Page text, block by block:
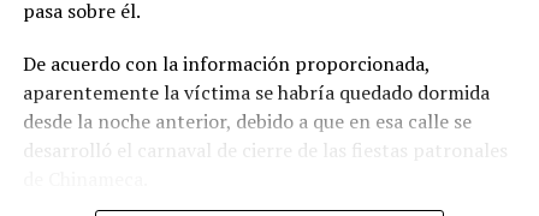
pasa sobre él.
De acuerdo con la información proporcionada,
aparentemente la víctima se habría quedado dormida
desde la noche anterior, debido a que en esa calle se
desarrolló el carnaval de cierre de las fiestas patronales